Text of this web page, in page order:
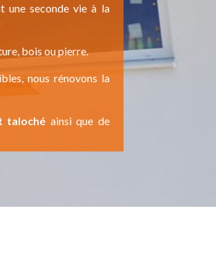
une seconde vie à la
bois ou pierre.
nous rénovons la
taloché ainsi que de